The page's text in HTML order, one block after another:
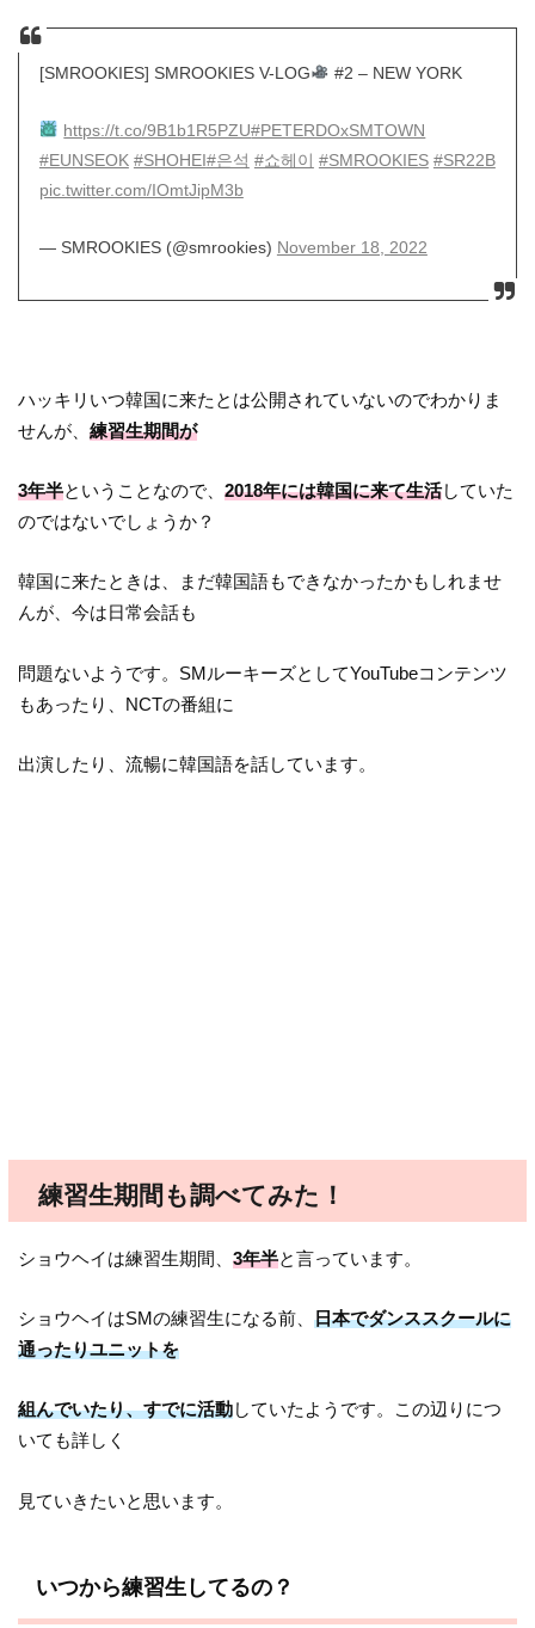
[SMROOKIES] SMROOKIES V-LOG #2 – NEW YORK
https://t.co/9B1b1R5PZU#PETERDOxSMTOWN
#EUNSEOK #SHOHEI#은석 #쇼헤이 #SMROOKIES #SR22B
pic.twitter.com/IOmtJipM3b
— SMROOKIES (@smrookies) November 18, 2022
ハッキリいつ韓国に来たとは公開されていないのでわかりま
せんが、練習生期間が
3年半ということなので、2018年には韓国に来て生活していた
のではないでしょうか？
韓国に来たときは、まだ韓国語もできなかったかもしれませ
んが、今は日常会話も
問題ないようです。SMルーキーズとしてYouTubeコンテンツ
もあったり、NCTの番組に
出演したり、流暢に韓国語を話しています。
練習生期間も調べてみた！
ショウヘイは練習生期間、3年半と言っています。
ショウヘイはSMの練習生になる前、日本でダンススクールに
通ったりユニットを
組んでいたり、すでに活動していたようです。この辺りにつ
いても詳しく
見ていきたいと思います。
いつから練習生してるの？